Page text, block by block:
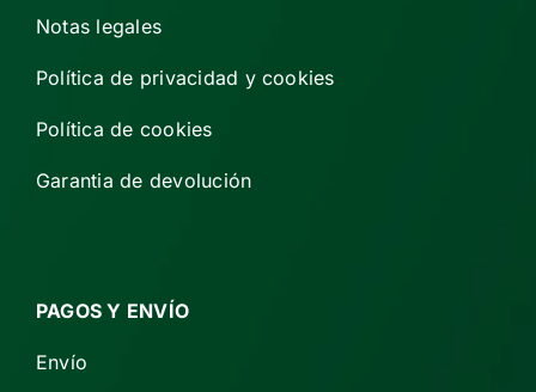
Notas legales
Política de privacidad y cookies
Política de cookies
Garantia de devolución
PAGOS Y ENVÍO
Envío